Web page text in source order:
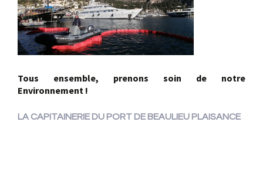
Tous ensemble, prenons soin de notre
Environnement !
LA CAPITAINERIE DU PORT DE BEAULIEU PLAISANCE